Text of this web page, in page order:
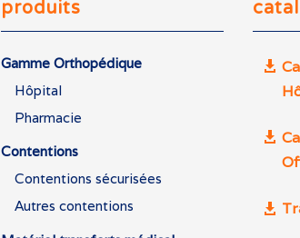
produits
Gamme Orthopédique
Hôpital
Pharmacie
Contentions
Contentions sécurisées
Autres contentions